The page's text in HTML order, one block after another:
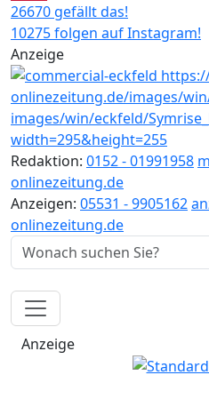
26670 gefällt das!
10275 folgen auf Instagram!
Anzeige
Redaktion: 0152 - 01991958
onlinezeitung.de
Anzeigen: 05531 - 9905162
onlinezeitung.de
Anzeige